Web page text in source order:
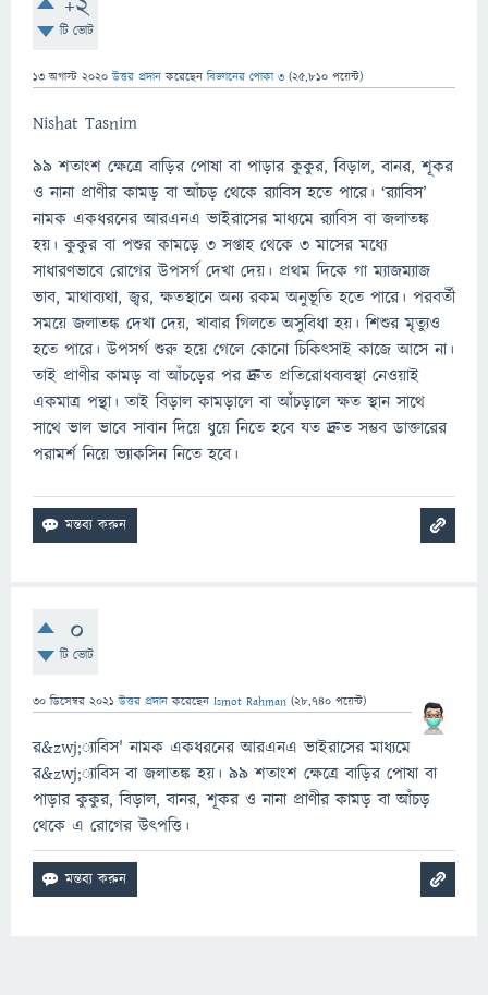
টি ভোট
13 অগাস্ট 2020 উত্তর প্রদান করেছেনবিজ্ঞানের পোকা ৩ (25,810 পয়েন্ট)
Nishat Tasnim
৯৯ শতাংশ ক্ষেত্রে বাড়ির পোষা বা পাড়ার কুকুর, বিড়াল, বানর, শূকর
ও নানা প্রাণীর কামড় বা আঁচড় থেকে র্যাবিস হতে পারে। ‘র্যাবিস’
নামক একধরনের আরএনএ ভাইরাসের মাধ্যমে র্যাবিস বা জলাতঙ্ক
হয়। কুকুর বা পশুর কামড়ে ৩ সপ্তাহ থেকে ৩ মাসের মধ্যে
সাধারণভাবে রোগের উপসর্গ দেখা দেয়। প্রথম দিকে গা ম্যাজম্যাজ
ভাব, মাথাব্যথা, জ্বর, ক্ষতস্থানে অন্য রকম অনুভূতি হতে পারে। পরবর্তী
সময়ে জলাতঙ্ক দেখা দেয়, খাবার গিলতে অসুবিধা হয়। শিশুর মৃত্যুও
হতে পারে। উপসর্গ শুরু হয়ে গেলে কোনো চিকিৎসাই কাজে আসে না।
তাই প্রাণীর কামড় বা আঁচড়ের পর দ্রুত প্রতিরোধব্যবস্থা নেওয়াই
একমাত্র পন্থা। তাই বিড়াল কামড়ালে বা আঁচড়ালে ক্ষত স্থান সাথে
সাথে ভাল ভাবে সাবান দিয়ে ধুয়ে নিতে হবে যত দ্রুত সম্ভব ডাক্তারের
পরামর্শ নিয়ে ভ্যাকসিন নিতে হবে।
0
টি ভোট
30 ডিসেম্বর 2021 উত্তর প্রদান করেছেন Ismot Rahman (28,740 পয়েন্ট)
র&zwj;্যাবিস' নামক একধরনের আরএনএ ভাইরাসের মাধ্যমে
র&zwj;্যাবিস বা জলাতঙ্ক হয়। ৯৯ শতাংশ ক্ষেত্রে বাড়ির পোষা বা
পাড়ার কুকুর, বিড়াল, বানর, শূকর ও নানা প্রাণীর কামড় বা আঁচড়
থেকে এ রোগের উৎপত্তি।